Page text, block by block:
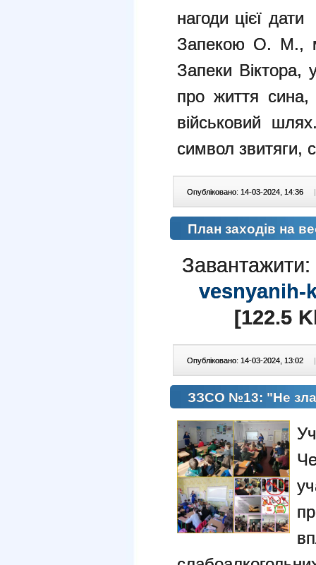
нагоди цієї
Запекою О. М.,
Запеки
про життя сина,
військовий
символ звитяги,
Опубліковано: 14-03-2024, 14:36 |
План заходів на
Завантажити:
vesnyanih-
[122.5
Опубліковано: 14-03-2024, 13:02 |
ЗЗСО №13: "Не